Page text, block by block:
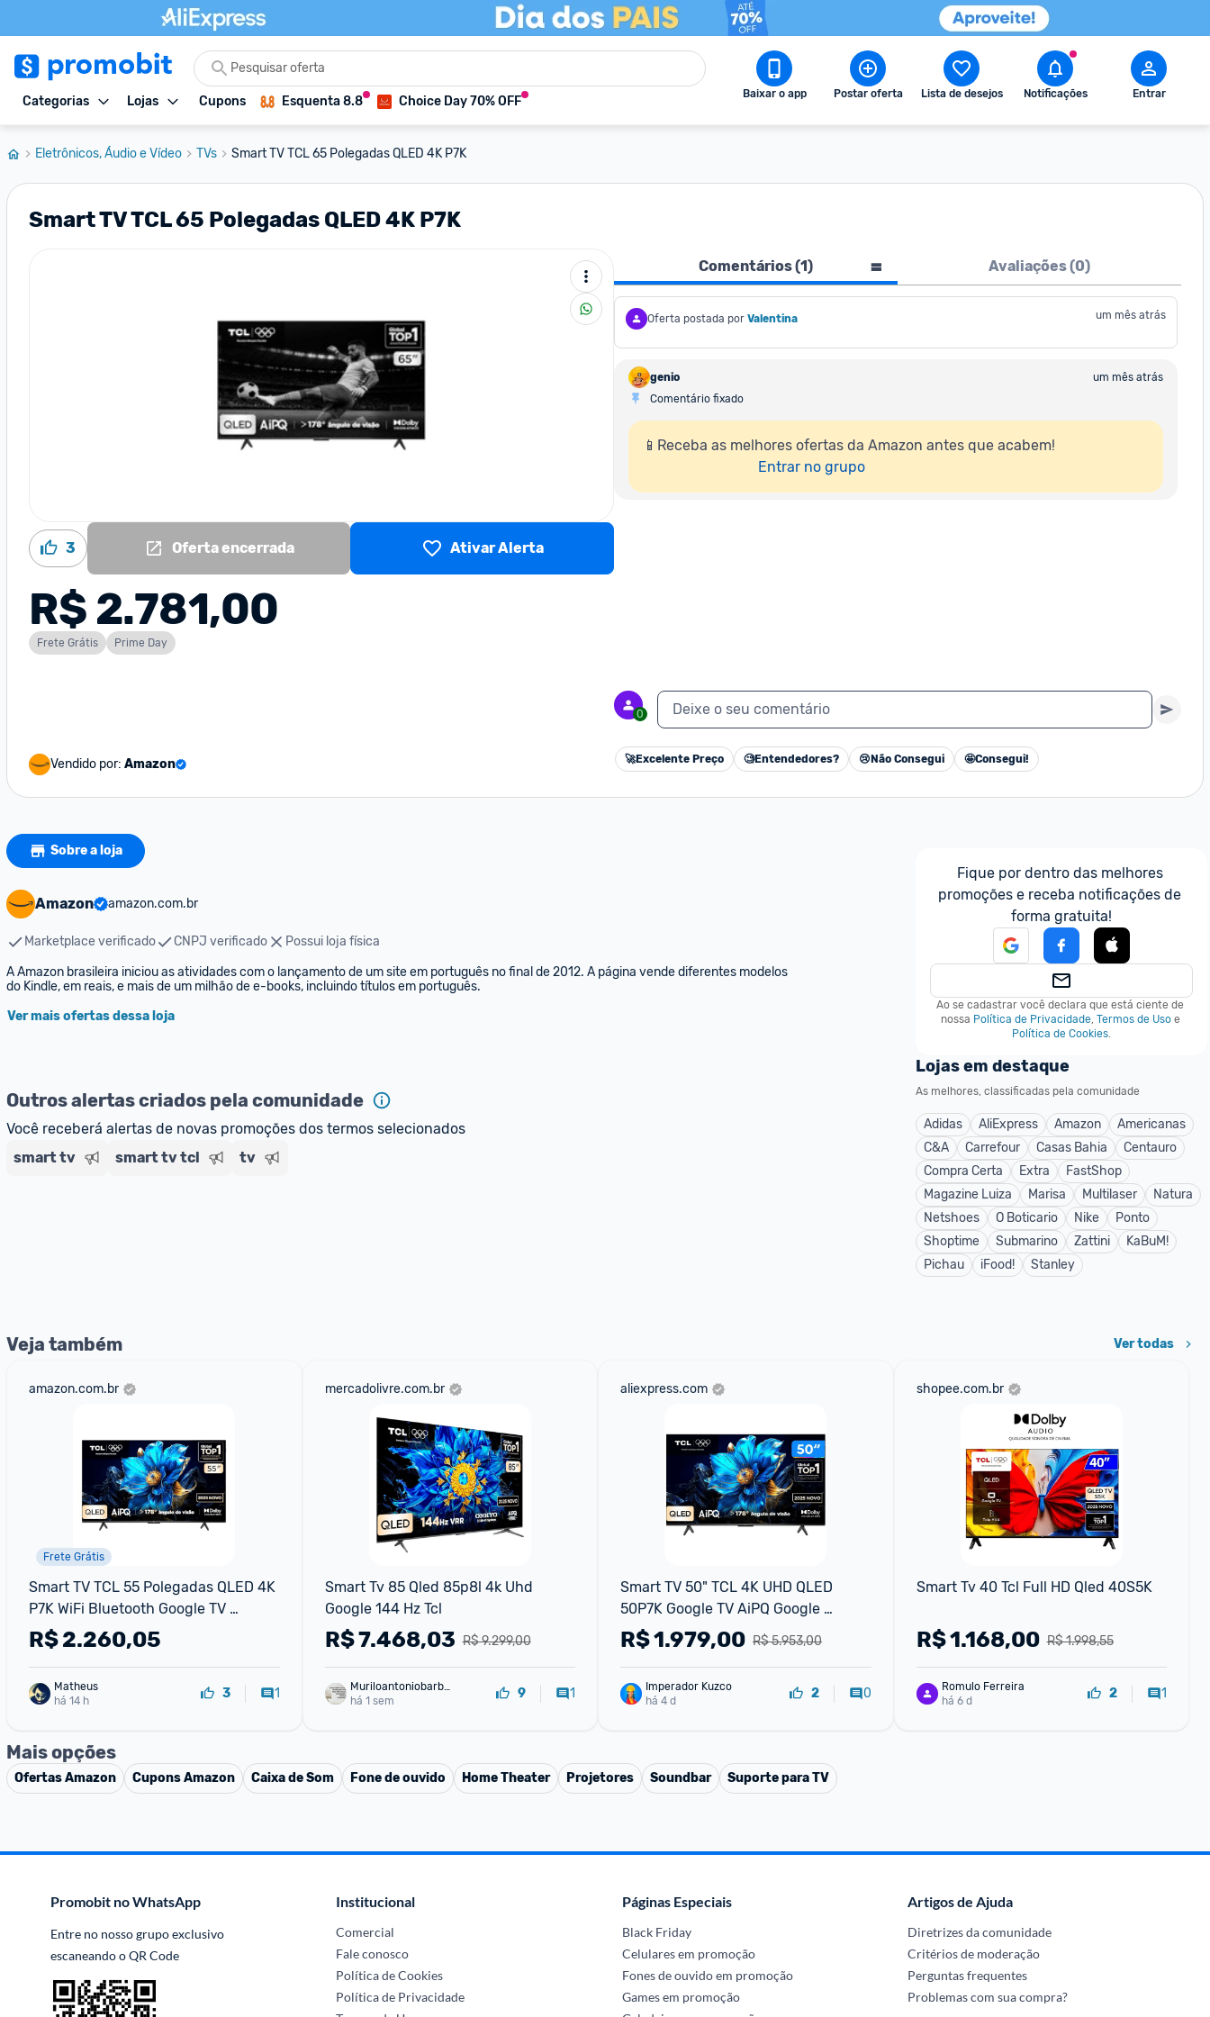
Categorias Lojas Cupons Esquenta 8.8 Choice Day 70% OFF Baixar o app Postar oferta Lista de desejos Notificações Entrar
Eletrônicos, Áudio e Vídeo TVs Smart TV TCL 65 Polegadas QLED 4K P7K
Smart TV TCL 65 Polegadas QLED 4K P7K
3 Oferta encerrada Ativar Alerta
R$ 2.781,00
Frete Grátis Prime Day
Vendido por: Amazon
Comentários (1) Avaliações (0)
Oferta postada por Valentina um mês atrás
genio
um mês atrás
Comentário fixado
📱Receba as melhores ofertas da Amazon antes que acabem!
Entrar no grupo
0 Deixe o seu comentário
🚀Excelente Preço 🧐Entendedores? 😢 Não Consegui 🤩Consegui!
Sobre a loja
Amazon amazon.com.br
Marketplace verificado CNPJ verificado
Possui loja física
A Amazon brasileira iniciou as atividades com o lançamento de um site em português no final de 2012. A página vende diferentes modelos
do Kindle, em reais, e mais de um milhão de e-books, incluindo títulos em português.
Ver mais ofertas dessa loja
Outros alertas criados pela comunidade
Você receberá alertas de novas promoções dos termos selecionados
smart tv
smart tv tcl tv
Fique por dentro das melhores
promoções e receba notificações de
forma gratuita!
Ao se cadastrar você declara que está ciente de
nossa Política de Privacidade, Termos de Uso e
Política de Cookies.
Lojas em destaque
As melhores, classificadas pela comunidade
Adidas AliExpress Amazon
Americanas
C&A
Carrefour Casas Bahia
Centauro
Compra Certa
Extra
FastShop
Magazine Luiza
Marisa Multilaser
Natura
Netshoes
O Boticario Nike
Ponto
Shoptime
Submarino Zattini
KaBuM!
Pichau
iFood! Stanley
Veja também Ver todas
amazon.com.br
Frete Grátis
Smart TV TCL 55 Polegadas QLED 4K
P7K WiFi Bluetooth Google TV
HDR10+ Dolby Atmos Dolby Vision
55P7K
R$2.260,05
Matheus
há 14 h
3 1
mercadolivre.com.br
Smart Tv 85 Qled 85p8l 4k Uhd
Google 144 Hz Tcl
R$ 9.299,00
R$7.468,03
Muriloantoniobarbo
sa
há 1 sem 9 1
aliexpress.com
Smart TV 50" TCL 4K UHD QLED
50P7K Google TV AiPQ Google
Assistente 3 HDMI
R$ 5.953,00
R$1.979,00
Imperador Kuzco
há 4 d
2 0
shopee.com.br
Smart Tv 40 Tcl Full HD Qled 40S5K
R$ 1.998,55
R$1.168,00
Romulo Ferreira
há 6 d
2 1
Mais opções
OfertasAmazon CuponsAmazon Caixa de Som Fone de ouvido Home Theater Projetores Soundbar Suporte para TV
Promobit no WhatsApp
Entre no nosso grupo exclusivo
escaneando o QR Code
Institucional
Comercial
Fale conosco
Política de Cookies
Política de Privacidade
Páginas Especiais
Black Friday
Celulares em promoção
Fones de ouvido em promoção
Games em promoção
Artigos de Ajuda
Diretrizes da comunidade
Critérios de moderação
Perguntas frequentes
Problemas com sua compra?